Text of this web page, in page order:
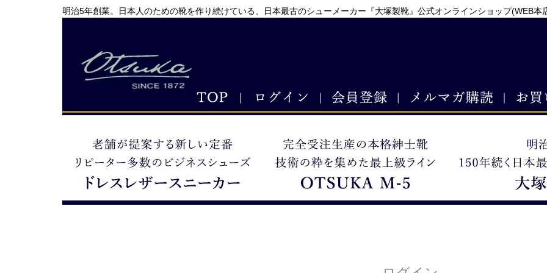
明治5年創業。日本人のための靴を作り続けている、日本最古のシューメーカー『大塚製靴』公式オンラインショップ(WEB本